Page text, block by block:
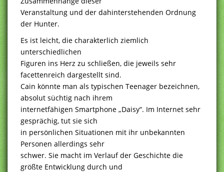
Veranstaltung und der dahinterstehenden Ordnung
der Hunter.
Es ist leicht, die charakterlich ziemlich
unterschiedlichen
Figuren ins Herz zu schließen, die jeweils sehr
facettenreich dargestellt sind.
Cain könnte man als typischen Teenager bezeichnen,
absolut süchtig nach ihrem
internetfähigen Smartphone „Daisy“. Im Internet sehr
gesprächig, tut sie sich
in persönlichen Situationen mit ihr unbekannten
Personen allerdings sehr
schwer. Sie macht im Verlauf der Geschichte die
größte Entwicklung durch und